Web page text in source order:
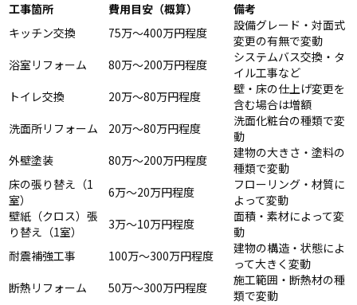
工事箇所 費用目安（概算）
備考
キッチン交換
75万〜400万円程度
設備グレード・対面式
変更の有無で変動
浴室リフォーム
80万〜200万円程度
システムバス交換・タ
イル工事など
トイレ交換
20万〜80万円程度
壁・床の仕上げ変更を
含む場合は増額
洗面所リフォーム
20万〜80万円程度
洗面化粧台の種類で変
動
外壁塗装
80万〜200万円程度
建物の大きさ・塗料の
種類で変動
床の張り替え（1
室）
6万〜20万円程度
フローリング・材質に
よって変動
壁紙（クロス）張
り替え（1室）
3万〜10万円程度
面積・素材によって変
動
耐震補強工事
100万〜300万円程度
建物の構造・状態によ
って大きく変動
断熱リフォーム
50万〜300万円程度
施工範囲・断熱材の種
類で変動